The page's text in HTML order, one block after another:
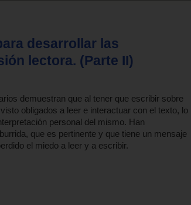
desarrollar las
lectora. (Parte II)
demuestran que al tener que escribir sobre
obligados a leer e interactuar con el texto, lo
personal del mismo. Han
que es pertinente y que tiene un mensaje
el miedo a leer y a escribir.